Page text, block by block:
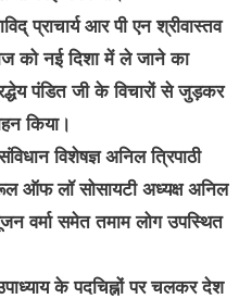
प्राचार्य आर पी एन श्रीवास्तव
को नई दिशा में ले जाने का
पंडित जी के विचारों से जुड़कर
किया।
विशेषज्ञ अनिल त्रिपाठी
ऑफ लॉ सोसायटी अध्यक्ष अनिल
वर्मा समेत तमाम लोग उपस्थित
के पदचिह्नों पर चलकर देश